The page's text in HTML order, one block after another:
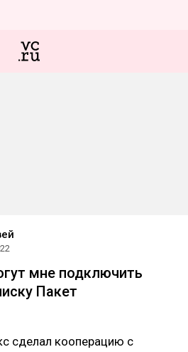
мне подключить
Пакет
сделал кооперацию с